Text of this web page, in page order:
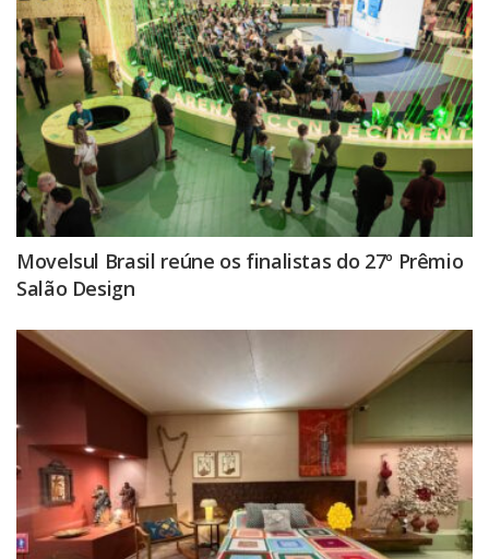
Movelsul Brasil reúne os finalistas do 27º Prêmio
Salão Design